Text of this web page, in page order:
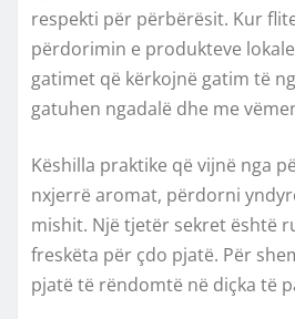
respekti për përbërësit. Kur
përdorimin e produkteve
gatimet që kërkojnë gatim të
gatuhen ngadalë dhe me
Këshilla praktike që vijnë nga
nxjerrë aromat, përdorni
mishit. Një tjetër sekret është
freskëta për çdo pjatë. Për
pjatë të rëndomtë në diçka të